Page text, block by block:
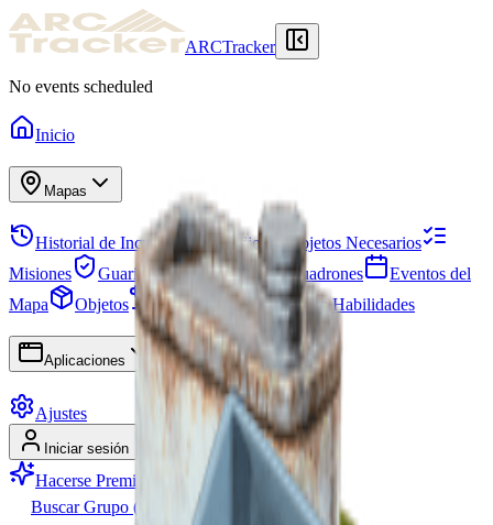
ARCTracker
No events scheduled
Inicio
Mapas
Historial de Incursiones Alijo
Objetos Necesarios
Misiones
Guarida Proyectos Escuadrones
Eventos del
Mapa
Objetos Temporadas Árbol de Habilidades
Aplicaciones
Ajustes
Iniciar sesión Registrarse
Hacerse Premium
Buscar Grupo (LFG)